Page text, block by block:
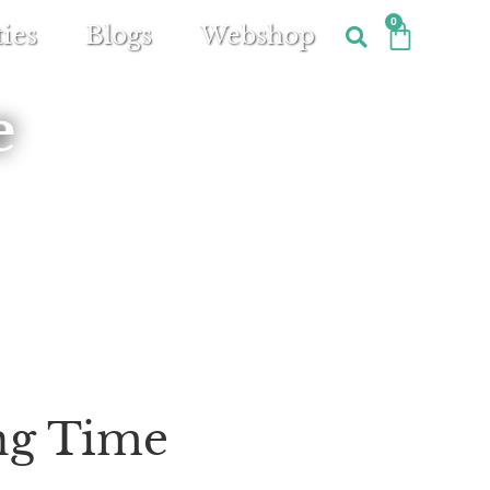
Blogs Webshop 0
Time